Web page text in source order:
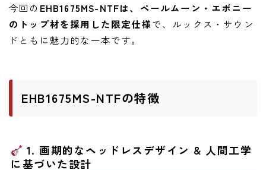
今回の EHB1675MS-NTFは、ペールムーン・エボニー
のトップ材を採用した限定仕様で、ルックス・サウン
ドともに魅力的な一本です。
EHB1675MS-NTFの特徴
1. 画期的なヘッドレスデザイン & 人間工学
に基づいた設計